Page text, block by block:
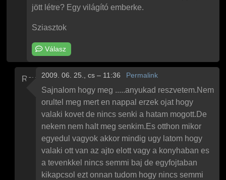
jött létre? Egy világító emberke.
Sziasztok
Válasz
Raymond
VálaszPaul Őrületüzenetére
2009. 06. 25., cs – 11:36 Permalink
Sajnalom hogy meg .....anyukad reszvetem.Nem
orultel meg mert en nappal erzek ojat hogy
valaki kovet de nincs senki a hatam mogott.De
nekem nem halt meg senkim.Es otthon mikor
egyedul vagyok akkor mindig ugy latom hogy
valaki ott van az ajto elott vagy a konyhaban es
a tevenkkel nincs semmi baj de egyfojtaban
kikapcsol ezt onnan tudom hogy nincs semmi